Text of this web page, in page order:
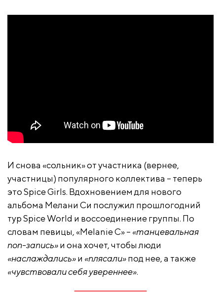
И снова «сольник» от участника (вернее,
участницы) популярного коллектива – теперь
это Spice Girls. Вдохновением для нового
альбома Мелани Си послужил прошлогодний
тур Spice World и воссоединение группы. По
словам певицы, «Melanie C» – «танцевальная
поп-запись»и она хочет, чтобы люди
«наслаждались»и «плясали»под нее, а также
«чувствовали себя увереннее».